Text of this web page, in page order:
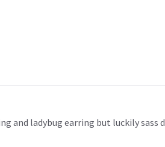
ladybug earring but luckily sass